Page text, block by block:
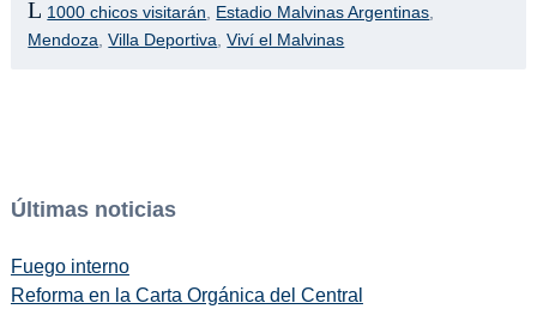
1000 chicos visitarán Estadio Malvinas Argentinas
Mendoza ,Villa Deportiva ,Viví el Malvinas
Últimas noticias
Fuego interno
Reforma en la Carta Orgánica del Central